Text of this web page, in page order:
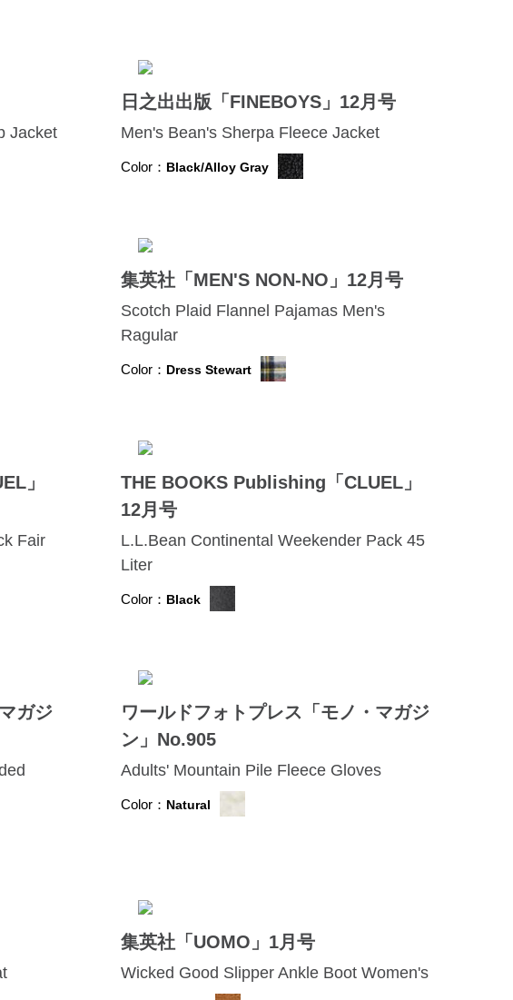
Jacket
日之出出版「FINEBOYS」12月号
Men's Bean's Sherpa Fleece Jacket
Color： Black/Alloy Gray
集英社「MEN'S NON-NO」12月号
Scotch Plaid Flannel Pajamas Men's
Ragular
Color： Dress Stewart
」
Fair
THE BOOKS Publishing「CLUEL」
12月号
L.L.Bean Continental Weekender Pack 45
Liter
Color： Black
ガジ
ワールドフォトプレス「モノ・マガジ
ン」No.905
Adults' Mountain Pile Fleece Gloves
Color： Natural
集英社「UOMO」1月号
Wicked Good Slipper Ankle Boot Women's